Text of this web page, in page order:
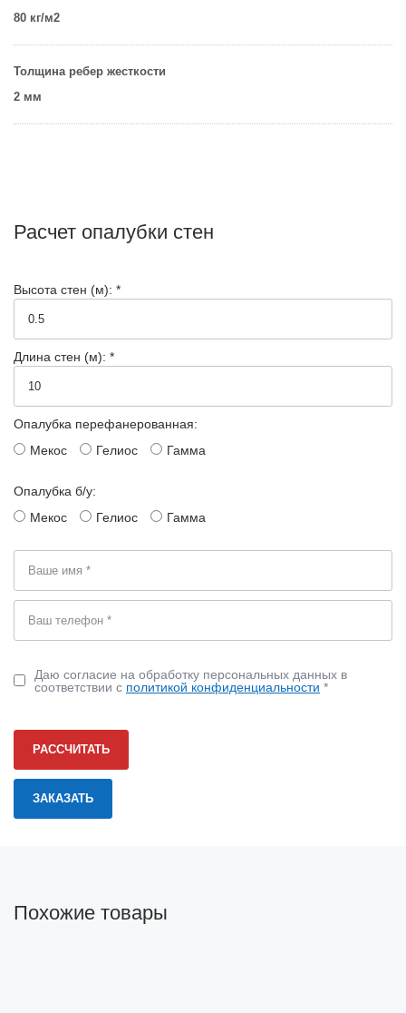
80 кг/м2
Толщина ребер жесткости
2 мм
Расчет опалубки стен
Высота стен (м): *
Длина стен (м): *
Опалубка перефанерованная:
Мекос
Гелиос Гамма
Опалубка б/у:
Мекос
Гелиос Гамма
Даю согласие на обработку персональных данных в
соответствии с политикой конфиденциальности *
РАССЧИТАТЬ
Похожие товары